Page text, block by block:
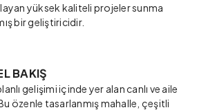
yüksek kaliteli projeler sunma
bir geliştiricidir.
BAKIŞ
gelişimi içinde yer alan canlı ve aile
özenle tasarlanmış mahalle, çeşitli